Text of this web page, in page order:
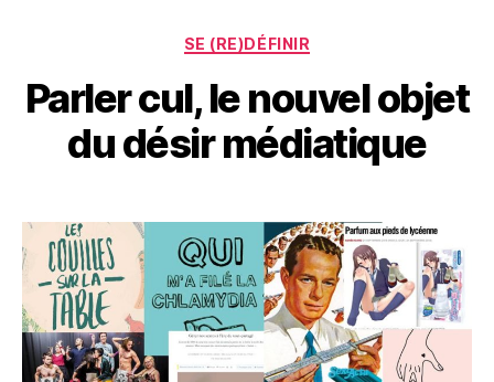
Catégories
SE (RE)DÉFINIR
Parler cul, le nouvel objet
du désir médiatique